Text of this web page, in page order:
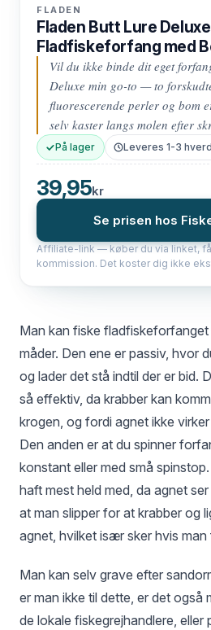
FLADEN
Fladen Butt Lure Deluxe
Fladfiskeforfang med
Vil du ikke binde dit eget
Deluxe min go-to — to
fluorescerende perler og bom
selv kaster langs molen efter
På lager Leveres 1-3
39,95kr
Se prisen hos
Affiliate-link — køber du via linket,
kommission. Det koster dig ikke
Man kan fiske
måder. Den ene er passiv, hvor
og lader det stå indtil der er bid.
så effektiv, da krabber kan
krogen, og fordi agnet ikke
Den anden er at du spinner
konstant eller med små
haft mest held med, da agnet
at man slipper for at krabber og
agnet, hvilket især sker hvis man
Man kan selv grave efter
er man ikke til dette, er det også
de lokale fiskegrejhandlere, eller